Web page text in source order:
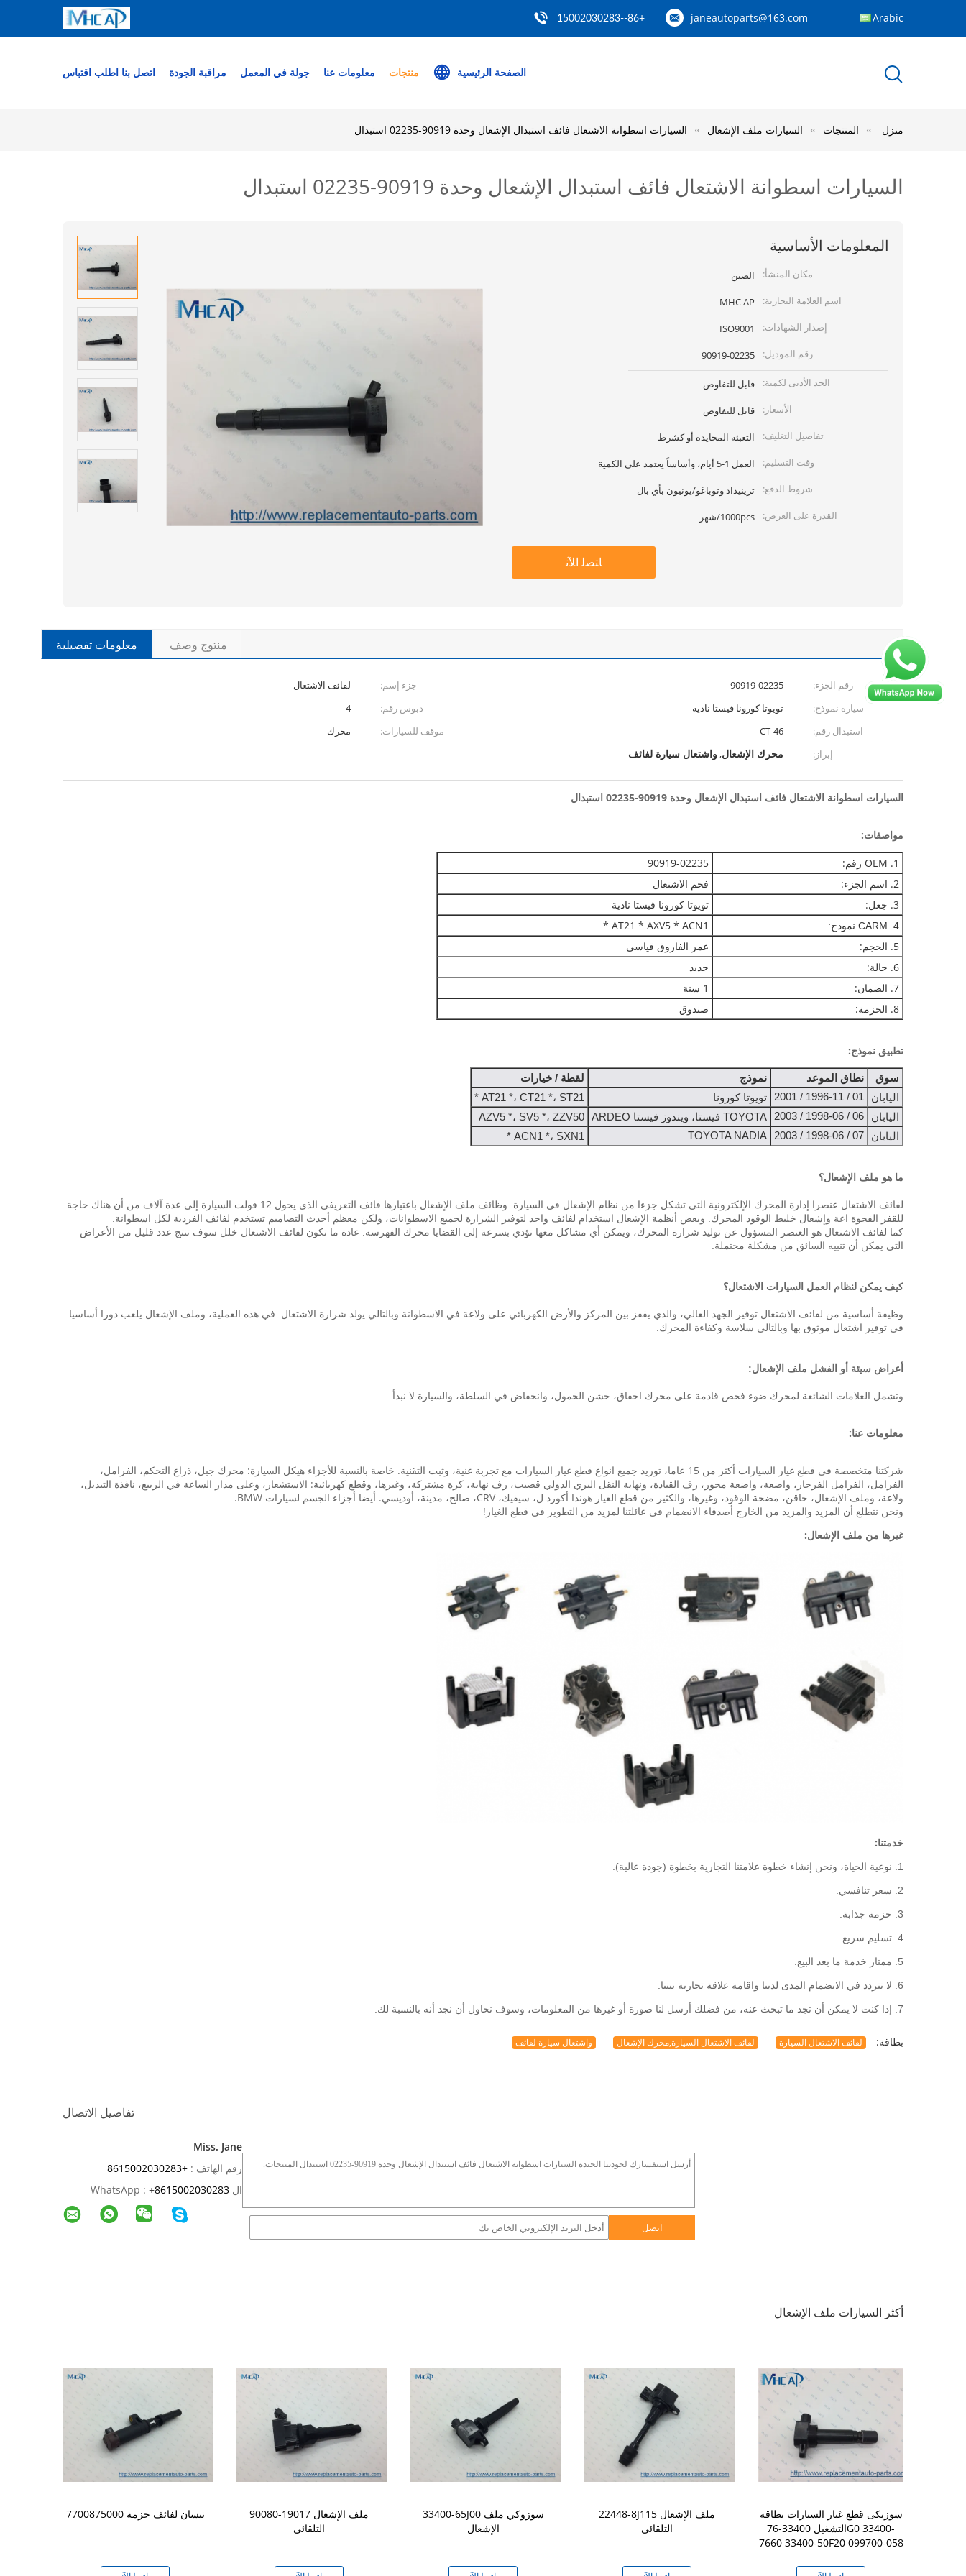
janeautoparts@163.com
+86--15002030283 Arabic
الصفحة الرئيسية منتجات معلومات عنا جولة في المعمل مراقبة الجودة اتصل بنا اطلب اقتباس
منزل المنتجات السيارات ملف الإشعال السيارات اسطوانة الاشتعال فائف استبدال الإشعال وحدة 90919-02235 استبدال
السيارات اسطوانة الاشتعال فائف استبدال الإشعال وحدة 90919-02235 استبدال
المعلومات الأساسية
مكان المنشأ:
الصين
اسم العلامة التجارية:
MHC AP
إصدار الشهادات:
ISO9001
رقم الموديل:
90919-02235
الحد الأدنى لكمية:
قابل للتفاوض
الأسعار:
قابل للتفاوض
تفاصيل التغليف:
التعبئة المحايدة أو كشرط
وقت التسليم:
العمل 1-5 أيام، وأساساً يعتمد على الكمية
شروط الدفع:
ترينيداد وتوباغو/يونيون بأي بال
القدرة على العرض:
1000pcs/شهر
ﺎﺘﺼﻟ ﺍﻶﻧ
معلومات تفصيلية منتوج وصف
رقم الجزء: 90919-02235 جزء إسم:
لفائف الاشتعال
سيارة نموذج:
تويوتا كورونا فيستا نادية دبوس رقم:
4
استبدال رقم:
CT-46 موقف للسيارات:
محرك
إبراز:
محرك الإشعال,واشتعال سيارة لفائف
السيارات اسطوانة الاشتعال فائف استبدال الإشعال وحدة 90919-02235 استبدال
مواصفات:
1. OEM رقم:
90919-02235
2. اسم الجزء:
فحم الاشتعال
3. جعل:
تويوتا كورونا فيستا نادية
4. CARM نموذج:
AT21 * AXV5 * ACN1 *
5. الحجم:
عمر الفاروق قياسي
6. حالة:
جديد
7. الضمان:
1 سنة
8. الحزمة:
صندوق
تطبيق نموذج:
سوق نطاق الموعد نموذج
لقطة / خيارات
اليابان
01 / 1996-11 / 2001 تويوتا كورونا
AT21 *، CT21 *، ST21 *
اليابان
06 / 1998-06 / 2003 TOYOTA فيستا، ويندوز فيستا ARDEO
AZV5 *، SV5 *، ZZV50
اليابان
07 / 1998-06 / 2003
TOYOTA NADIA ACN1 *، SXN1 *
ما هو ملف الإشعال؟
لفائف الاشتعال عنصرا إدارة المحرك الإلكترونية التي تشكل جزءا من نظام الإشعال في السيارة.
وظائف ملف الإشعال باعتبارها فائف التعريفي الذي يحول 12 فولت السيارة إلى عدة آلاف من أن هناك حاجة
للقفز الفجوة اعة وإشعال خليط الوقود المحرك.
وبعض أنظمة الإشعال استخدام لفائف واحد لتوفير الشرارة لجميع الاسطوانات، ولكن معظم أحدث التصاميم تستخدم لفائف الفردية لكل اسطوانة.
كما لفائف الاشتعال هو العنصر المسؤول عن توليد شرارة المحرك، ويمكن أي مشاكل معها تؤدي بسرعة إلى القضايا محرك الفهرسه.
عادة ما تكون لفائف الاشتعال خلل سوف تنتج عدد قليل من الأعراض
التي يمكن أن تنبيه السائق من مشكلة محتملة.
كيف يمكن لنظام العمل السيارات الاشتعال؟
وظيفة أساسية من لفائف الاشتعال توفير الجهد العالي، والذي يقفز بين المركز والأرض الكهربائي على ولاعة في الاسطوانة وبالتالي يولد شرارة الاشتعال.
في هذه العملية، وملف الإشعال يلعب دورا أساسيا
في توفير اشتعال موثوق بها وبالتالي سلاسة وكفاءة المحرك.
أعراض سيئة أو الفشل ملف الإشعال:
وتشمل العلامات الشائعة لمحرك ضوء فحص قادمة على محرك اخفاق، خشن الخمول، وانخفاض في السلطة، والسيارة لا نبدأ.
معلومات عنا:
شركتنا متخصصة في قطع غيار السيارات أكثر من 15 عاما، توريد جميع انواع قطع غيار السيارات مع تجربة غنية، وثبت التقنية. خاصة بالنسبة للأجزاء هيكل السيارة: محرك جبل، ذراع التحكم، الفرامل،
الفرامل، الفرامل الفرجار، واضعة، واضعة محور، رف القيادة، ونهاية النقل البري الدولي قضيب، رف نهاية، كرة مشتركة، وغيرها، وقطع كهربائية: الاستشعار، وعلى مدار الساعة في الربيع، نافذة التبديل،
ولاعة، وملف الإشعال، حاقن، مضخة الوقود، وغيرها، والكثير من قطع الغيار هوندا أكورد ل، سيفيك، CRV، صالح، مدينة، أوديسي. أيضا أجزاء الجسم لسيارات BMW.
ونحن نتطلع أن المزيد والمزيد من الخارج أصدقاء الانضمام في عائلتنا لمزيد من التطوير في قطع الغيار!
غيرها من ملف الإشعال:
خدمتنا:
1. نوعية الحياة، ونحن إنشاء خطوة علامتنا التجارية بخطوة (جودة عالية).
2. سعر تنافسي.
3. حزمة جذابة.
4. تسليم سريع.
5. ممتاز خدمة ما بعد البيع.
6. لا تتردد في الانضمام المدى لدينا واقامة علاقة تجارية بيننا.
7. إذا كنت لا يمكن أن تجد ما تبحث عنه، من فضلك أرسل لنا صورة أو غيرها من المعلومات، وسوف نحاول أن نجد أنه بالنسبة لك.
بطاقة: لفائف الاشتعال السيارة لفائف الاشتعال السيارة,محرك الإشعال واشتعال سيارة لفائف
تفاصيل الاتصال
Miss. Jane
رقم الهاتف : +8615002030283
ال WhatsApp :
+8615002030283
اتصل
أكثر السيارات ملف الإشعال
7700875000 نيسان لفائف حزمة
90080-19017 ملف الإشعال
التلقائي
33400-65J00 سوزوكي ملف
الإشعال
22448-8J115 ملف الإشعال
التلقائي
سوزيكى قطع غيار السيارات بطاقة
التشغيل 33400-76G0 33400-
7660 33400-50F20 099700-058